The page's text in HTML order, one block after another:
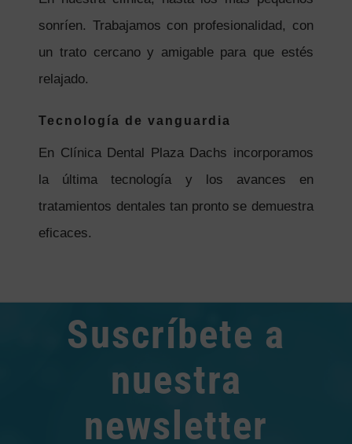
sonríen. Trabajamos con profesionalidad, con
un trato cercano y amigable para que estés
relajado.
Tecnología de vanguardia
En Clínica Dental Plaza Dachs incorporamos
la última tecnología y los avances en
tratamientos dentales tan pronto se demuestra
eficaces.
Suscríbete a
nuestra
newsletter